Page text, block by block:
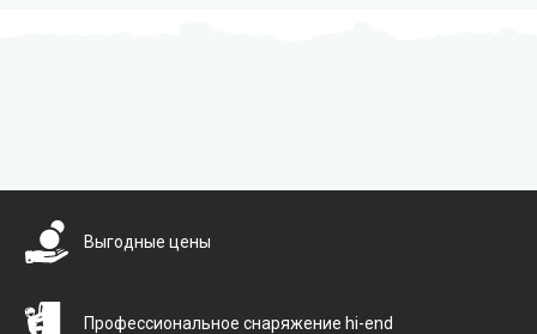
Выгодные цены
Профессиональное снаряжение hi-end